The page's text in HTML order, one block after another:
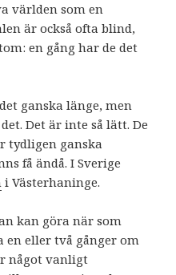
världen som en
är också ofta blind,
en gång har de det
ganska länge, men
Det är inte så lätt. De
tydligen ganska
få ändå. I Sverige
i Västerhaninge.
kan göra när som
en eller två gånger om
något vanligt